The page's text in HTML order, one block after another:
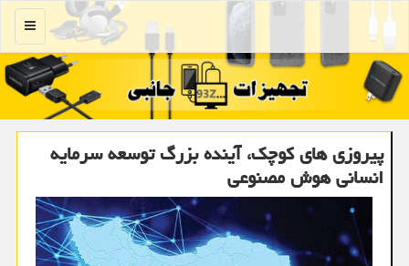
منو
پیروزی های کوچک، آینده بزرگ توسعه سرمایه
انسانی هوش مصنوعی